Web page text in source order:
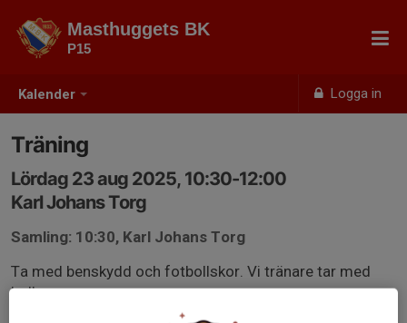
Kalender Logga in
Masthuggets BK
P15
Träning
Lördag 23 aug 2025, 10:30-12:00
Karl Johans Torg
Samling: 10:30, Karl Johans Torg
Ta med benskydd och fotbollskor. Vi tränare tar med
bollar.
Övriga kläder för träning/rörelse men efter väder.